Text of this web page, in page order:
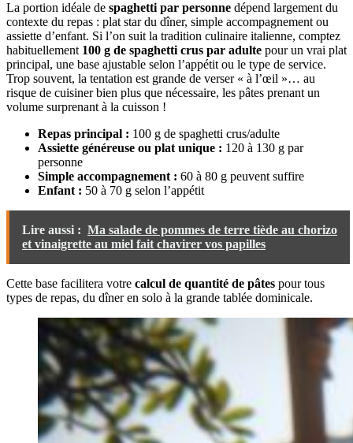
La portion idéale de spaghetti par personne dépend largement du
contexte du repas : plat star du dîner, simple accompagnement ou
assiette d’enfant. Si l’on suit la tradition culinaire italienne, comptez
habituellement 100 g de spaghetti crus par adulte pour un vrai plat
principal, une base ajustable selon l’appétit ou le type de service.
Trop souvent, la tentation est grande de verser « à l’œil »… au
risque de cuisiner bien plus que nécessaire, les pâtes prenant un
volume surprenant à la cuisson !
Repas principal : 100 g de spaghetti crus/adulte
Assiette généreuse ou plat unique : 120 à 130 g par
personne
Simple accompagnement : 60 à 80 g peuvent suffire
Enfant : 50 à 70 g selon l’appétit
Lire aussi : Ma salade de pommes de terre tiède au chorizo
et vinaigrette au miel fait chavirer vos papilles
Cette base facilitera votre calcul de quantité de pâtes pour tous
types de repas, du dîner en solo à la grande tablée dominicale.